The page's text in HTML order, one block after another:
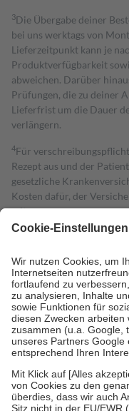
3Die Übergabe deiner
bei uns werktags von
Lieferzeitpunkt kann je
Produktverfügbarkeit
abweichen. Darüber
Prüfungen, die zu deiner
Lieferfrist um die Dauer
verlängern.
4Für
Rezept aus und der
gesetzliche
Kosten dafür, der
mit.
Grundsätzlich leisten
höchstens zehn Euro.
Es
Kosten der Leistung zu
Diese Regeln gelten
Bei Heilmitteln und
Zuzahlung zehn Prozent
Verordnung.
Um das Engagement der
stärken und die
fallenkeine Zuzahlungen
• Kindern und
mit Ausnahme der